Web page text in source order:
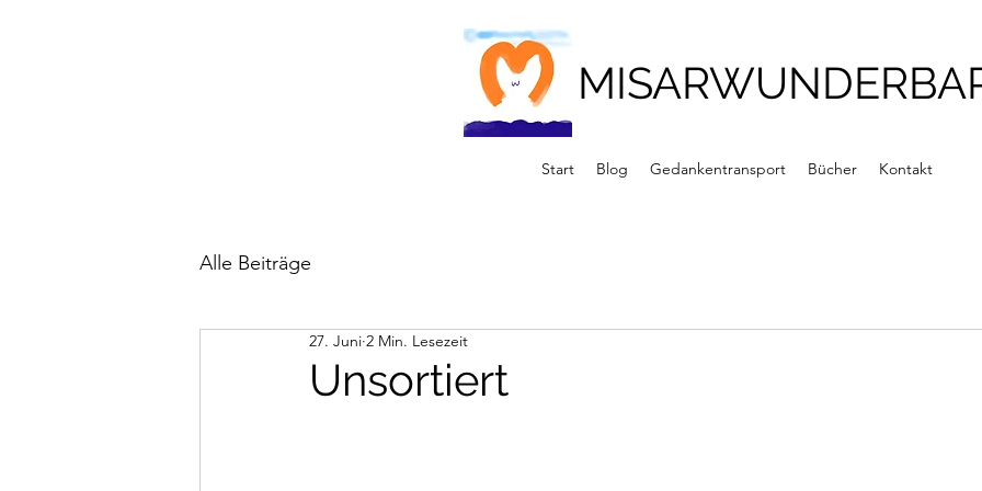
Start Blog Gedankentransport Bücher Kontakt
Alle Beiträge
Unsortiert
27. Juni 2 Min. Lesezeit